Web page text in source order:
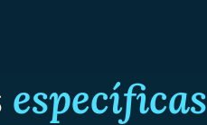
específicas